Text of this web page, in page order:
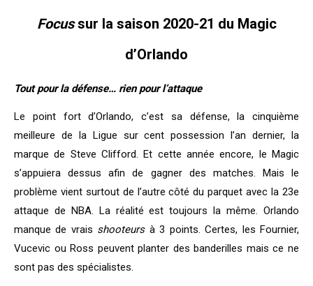
Focussur la saison 2020-21 du Magic
d’Orlando
Tout pour la défense… rien pour l’attaque
Le point fort d’Orlando, c’est sa défense, la cinquième
meilleure de la Ligue sur cent possession l’an dernier, la
marque de Steve Clifford. Et cette année encore, le Magic
s’appuiera dessus afin de gagner des matches. Mais le
problème vient surtout de l’autre côté du parquet avec la 23e
attaque de NBA. La réalité est toujours la même. Orlando
manque de vrais shooteursà 3 points. Certes, les Fournier,
Vucevic ou Ross peuvent planter des banderilles mais ce ne
sont pas des spécialistes.